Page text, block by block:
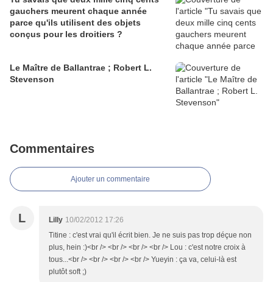
gauchers meurent chaque année
parce qu'ils utilisent des objets
conçus pour les droitiers ?
Le Maître de Ballantrae ; Robert L.
Stevenson
Commentaires
Ajouter un commentaire
L Lilly 10/02/2012 17:26
Titine : c'est vrai qu'il écrit bien. Je ne suis pas trop déçue non
plus, hein :)<br /> <br /> <br /> <br /> Lou : c'est notre croix à
tous...<br /> <br /> <br /> <br /> Yueyin : ça va, celui-là est
plutôt soft ;)